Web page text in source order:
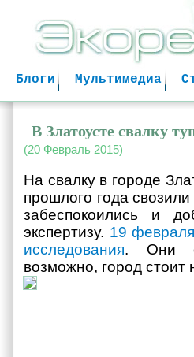
Мультимедиа
Блоги
В Златоусте свалку
(20 Февраль 2015)
На свалку в городе
прошлого года
забеспокоились и
экспертизу. 19
исследования. Они
возможно, город стоит